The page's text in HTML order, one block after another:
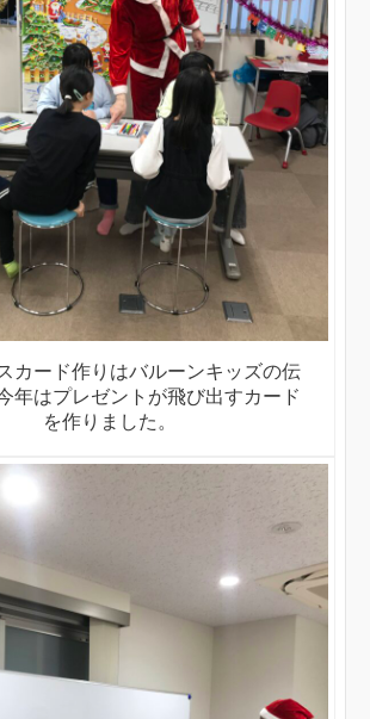
カード作りはバルーンキッズの伝
年はプレゼントが飛び出すカード
を作りました。